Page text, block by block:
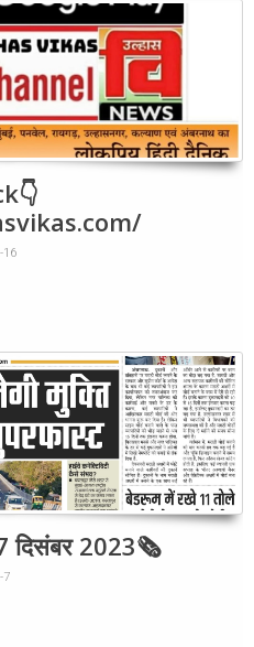
16
दिसंबर 2023🗞
7